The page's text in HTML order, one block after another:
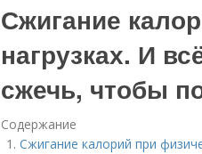
Сжигание
нагрузках. И
сжечь, чтобы
Содержание
Сжигание калорий при